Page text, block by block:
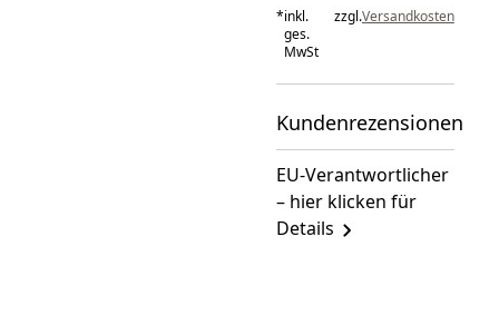
*inkl.
ges.
MwSt
zzgl.Versandkosten
Kundenrezensionen
EU-Verantwortlicher
– hier klicken für
Details